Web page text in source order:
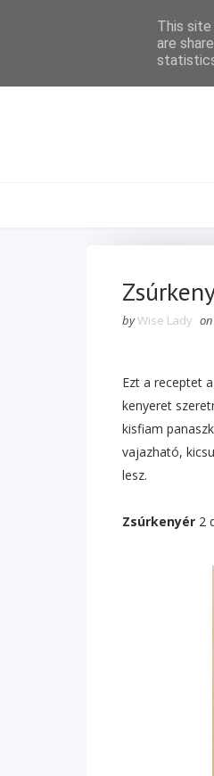
byWise Lady on
Ezt a receptet
kenyeret
kisfiam
vajazható,
lesz.
Zsúrkenyér 2
This
are